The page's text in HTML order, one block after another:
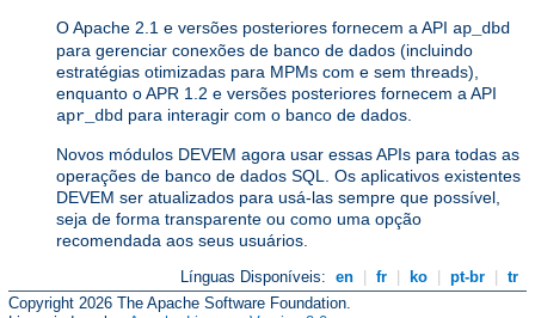
O Apache 2.1 e versões posteriores fornecem a API ap_dbd
para gerenciar conexões de banco de dados (incluindo
estratégias otimizadas para MPMs com e sem threads),
enquanto o APR 1.2 e versões posteriores fornecem a API
apr_dbd para interagir com o banco de dados.
Novos módulos DEVEM agora usar essas APIs para todas as
operações de banco de dados SQL. Os aplicativos existentes
DEVEM ser atualizados para usá-las sempre que possível,
seja de forma transparente ou como uma opção
recomendada aos seus usuários.
Línguas Disponíveis: en | fr | ko | pt-br | tr
Copyright 2026 The Apache Software Foundation.